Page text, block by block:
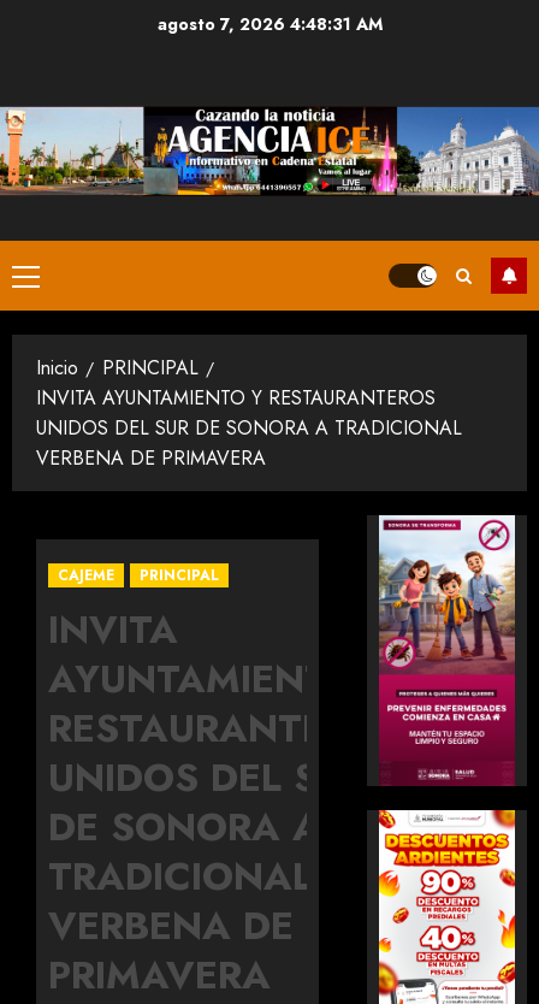
agosto 7, 2026 4:48:31 AM
Menú
principal
Inicio
PRINCIPAL
INVITA AYUNTAMIENTO Y RESTAURANTEROS
UNIDOS DEL SUR DE SONORA A TRADICIONAL
VERBENA DE PRIMAVERA
CAJEME PRINCIPAL
INVITA
AYUNTAMIENTO Y
RESTAURANTEROS
UNIDOS DEL SUR
DE SONORA A
TRADICIONAL
VERBENA DE
PRIMAVERA